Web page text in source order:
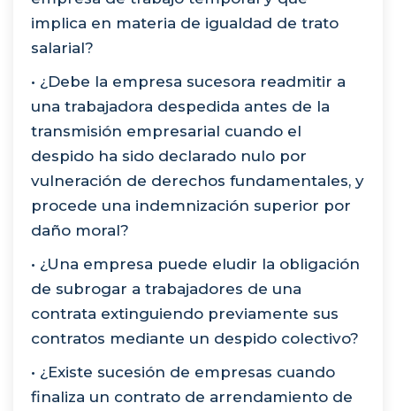
implica en materia de igualdad de trato
salarial?
• ¿Debe la empresa sucesora readmitir a
una trabajadora despedida antes de la
transmisión empresarial cuando el
despido ha sido declarado nulo por
vulneración de derechos fundamentales, y
procede una indemnización superior por
daño moral?
• ¿Una empresa puede eludir la obligación
de subrogar a trabajadores de una
contrata extinguiendo previamente sus
contratos mediante un despido colectivo?
• ¿Existe sucesión de empresas cuando
finaliza un contrato de arrendamiento de